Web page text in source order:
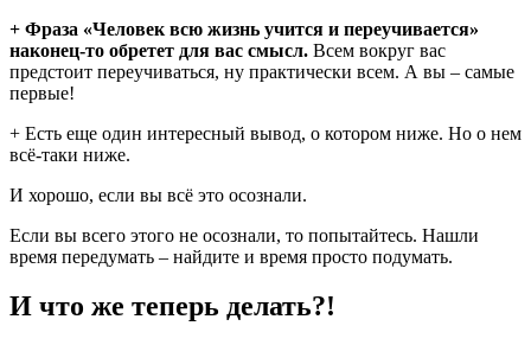
+ Фраза «Человек всю жизнь учится и переучивается»
наконец-то обретет для вас смысл. Всем вокруг вас
предстоит переучиваться, ну практически всем. А вы – самые
первые!
+ Есть еще один интересный вывод, о котором ниже. Но о нем
всё-таки ниже.
И хорошо, если вы всё это осознали.
Если вы всего этого не осознали, то попытайтесь. Нашли
время передумать – найдите и время просто подумать.
И что же теперь делать?!